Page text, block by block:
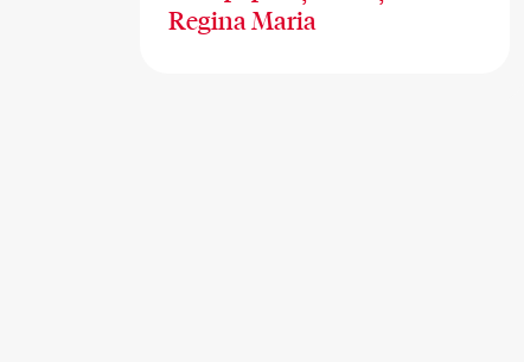
Regina Maria